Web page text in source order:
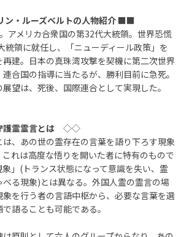
ン・ルーズベルトの人物紹介 ■■
アメリカ合衆国の第32代大統領。世界恐慌
統領に就任し、「ニューディール政策」を
再建。日本の真珠湾攻撃を契機に第二次世界
合国の指導に当たるが、勝利目前に急死。
望は、死後、国際連合として実現した。
護霊霊言とは ◇◇
は、あの世の霊存在の言葉を語り下ろす現象
れは高度な悟りを開いた者に特有のもので
象」(トランス状態になって意識を失い、霊
る現象)とは異なる。外国人霊の霊言の場
を行う者の言語中枢から、必要な言葉を選
語ることも可能である。